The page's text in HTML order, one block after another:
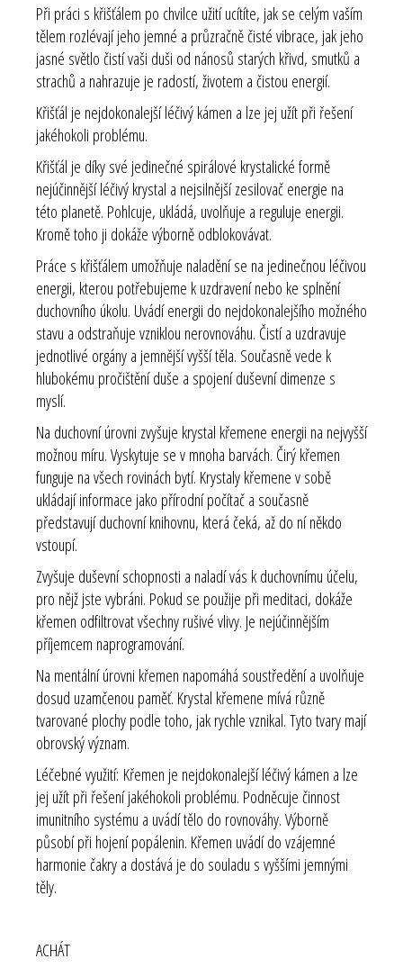
Při práci s křišťálem po chvilce užití ucítíte, jak se celým vaším
tělem rozlévají jeho jemné a průzračně čisté vibrace, jak jeho
jasné světlo čistí vaši duši od nánosů starých křivd, smutků a
strachů a nahrazuje je radostí, životem a čistou energií.
Křišťál je nejdokonalejší léčivý kámen a lze jej užít při řešení
jakéhokoli problému.
Křišťál je díky své jedinečné spirálové krystalické formě
nejúčinnější léčivý krystal a nejsilnější zesilovač energie na
této planetě. Pohlcuje, ukládá, uvolňuje a reguluje energii.
Kromě toho ji dokáže výborně odblokovávat.
Práce s křišťálem umožňuje naladění se na jedinečnou léčivou
energii, kterou potřebujeme k uzdravení nebo ke splnění
duchovního úkolu. Uvádí energii do nejdokonalejšího možného
stavu a odstraňuje vzniklou nerovnováhu. Čistí a uzdravuje
jednotlivé orgány a jemnější vyšší těla. Současně vede k
hlubokému pročištění duše a spojení duševní dimenze s
myslí.
Na duchovní úrovni zvyšuje krystal křemene energii na nejvyšší
možnou míru. Vyskytuje se v mnoha barvách. Čirý křemen
funguje na všech rovinách bytí. Krystaly křemene v sobě
ukládají informace jako přírodní počítač a současně
představují duchovní knihovnu, která čeká, až do ní někdo
vstoupí.
Zvyšuje duševní schopnosti a naladí vás k duchovnímu účelu,
pro nějž jste vybráni. Pokud se použije při meditaci, dokáže
křemen odfiltrovat všechny rušivé vlivy. Je nejúčinnějším
příjemcem naprogramování.
Na mentální úrovni křemen napomáhá soustředění a uvolňuje
dosud uzamčenou paměť. Krystal křemene mívá různě
tvarované plochy podle toho, jak rychle vznikal. Tyto tvary mají
obrovský význam.
Léčebné využití: Křemen je nejdokonalejší léčivý kámen a lze
jej užít při řešení jakéhokoli problému. Podněcuje činnost
imunitního systému a uvádí tělo do rovnováhy. Výborně
působí při hojení popálenin. Křemen uvádí do vzájemné
harmonie čakry a dostává je do souladu s vyššími jemnými
těly.
ACHÁT